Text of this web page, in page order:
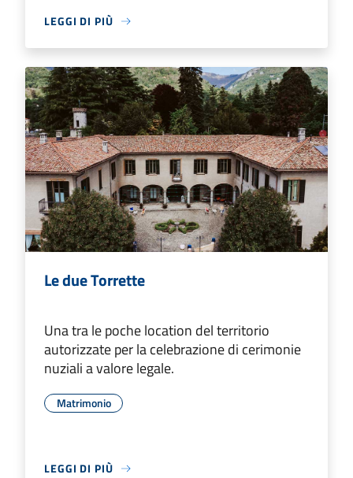
LEGGI DI PIÙ
Le due Torrette
Una tra le poche location del territorio
autorizzate per la celebrazione di cerimonie
nuziali a valore legale.
Matrimonio
LEGGI DI PIÙ